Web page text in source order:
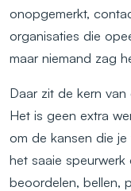
onopgemerkt,
organisaties die
maar niemand zag
Daar zit de kern
Het is geen extra
om de kansen die
het saaie
beoordelen, bellen,